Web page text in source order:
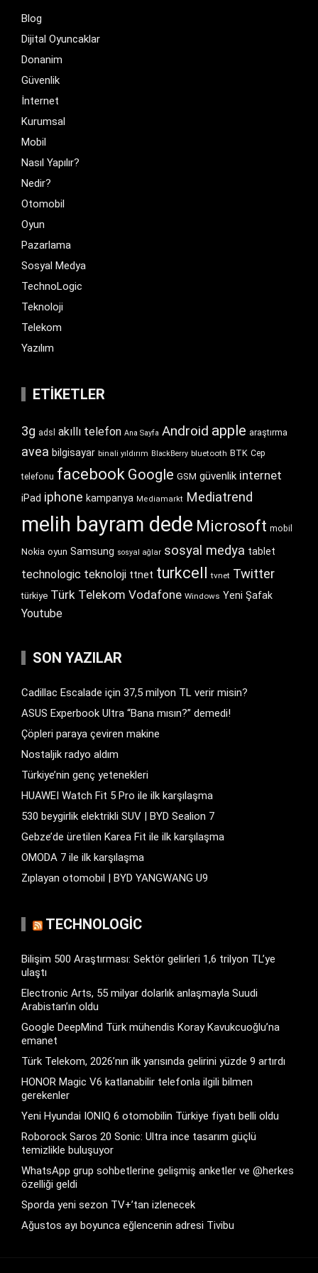
Blog
Dijital Oyuncaklar
Donanim
Güvenlik
İnternet
Kurumsal
Mobil
Nasıl Yapılır?
Nedir?
Otomobil
Oyun
Pazarlama
Sosyal Medya
TechnoLogic
Teknoloji
Telekom
Yazılım
ETIKETLER
3g adsl akıllı telefon Ana Sayfa Android apple araştırma
avea bilgisayar binali yıldırım BlackBerry bluetooth BTK Cep
telefonu facebook Google GSM güvenlik internet
iPad iphone kampanya Mediamarkt Mediatrend
melih bayram dede Microsoft mobil
Nokia oyun Samsung sosyal ağlar sosyal medya tablet
technologic teknoloji ttnet turkcell tvnet Twitter
türkiye Türk Telekom Vodafone Windows Yeni Şafak
Youtube
SON YAZILAR
Cadillac Escalade için 37,5 milyon TL verir misin?
ASUS Experbook Ultra “Bana mısın?” demedi!
Çöpleri paraya çeviren makine
Nostaljik radyo aldım
Türkiye’nin genç yetenekleri
HUAWEI Watch Fit 5 Pro ile ilk karşılaşma
530 beygirlik elektrikli SUV | BYD Sealion 7
Gebze’de üretilen Karea Fit ile ilk karşılaşma
OMODA 7 ile ilk karşılaşma
Zıplayan otomobil | BYD YANGWANG U9
TECHNOLOGIC
Bilişim 500 Araştırması: Sektör gelirleri 1,6 trilyon TL’ye
ulaştı
Electronic Arts, 55 milyar dolarlık anlaşmayla Suudi
Arabistan’ın oldu
Google DeepMind Türk mühendis Koray Kavukcuoğlu’na
emanet
Türk Telekom, 2026’nın ilk yarısında gelirini yüzde 9 artırdı
HONOR Magic V6 katlanabilir telefonla ilgili bilmen
gerekenler
Yeni Hyundai IONIQ 6 otomobilin Türkiye fiyatı belli oldu
Roborock Saros 20 Sonic: Ultra ince tasarım güçlü
temizlikle buluşuyor
WhatsApp grup sohbetlerine gelişmiş anketler ve @herkes
özelliği geldi
Sporda yeni sezon TV+’tan izlenecek
Ağustos ayı boyunca eğlencenin adresi Tivibu